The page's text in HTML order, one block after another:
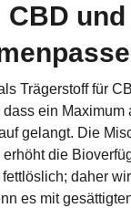
CBD und
Trägerstoff für
dass ein Maximum
gelangt. Die
die
daher
es mit